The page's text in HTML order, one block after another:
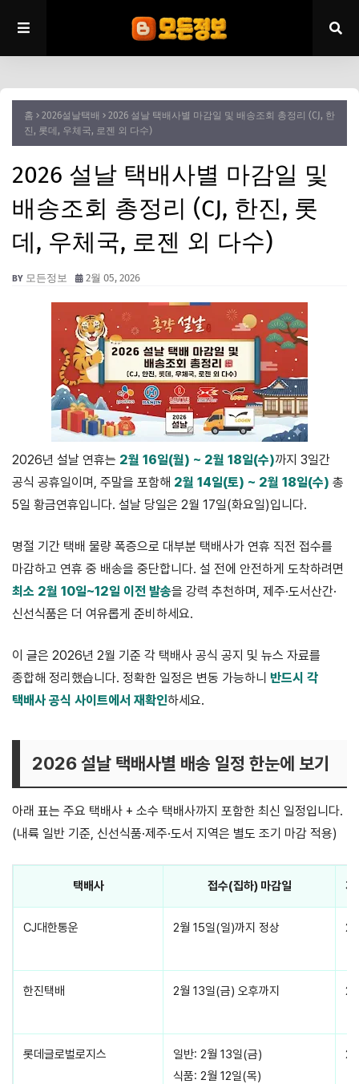
홈 2026설날택배
2026 설날 택배사별 마감일 및 배송조회 총정리 (CJ, 한
진, 롯데, 우체국, 로젠 외 다수)
2026 설날 택배사별 마감일 및
배송조회 총정리 (CJ, 한진, 롯
데, 우체국, 로젠 외 다수)
모든정보 2월 05, 2026
2026년 설날 연휴는 2월 16일(월) ~ 2월 18일(수)까지 3일간
공식 공휴일이며, 주말을 포함해 2월 14일(토) ~ 2월 18일(수) 총
5일 황금연휴입니다. 설날 당일은 2월 17일(화요일)입니다.
명절 기간 택배 물량 폭증으로 대부분 택배사가 연휴 직전 접수를
마감하고 연휴 중 배송을 중단합니다. 설 전에 안전하게 도착하려면
최소 2월 10일~12일 이전 발송을 강력 추천하며, 제주·도서산간·
신선식품은 더 여유롭게 준비하세요.
이 글은 2026년 2월 기준 각 택배사 공식 공지 및 뉴스 자료를
종합해 정리했습니다. 정확한 일정은 변동 가능하니 반드시 각
택배사 공식 사이트에서 재확인하세요.
2026 설날 택배사별 배송 일정 한눈에 보기
아래 표는 주요 택배사 + 소수 택배사까지 포함한 최신 일정입니다.
(내륙 일반 기준, 신선식품·제주·도서 지역은 별도 조기 마감 적용)
택배사 접수(집하) 마감일 제
CJ대한통운 2월 15일(일)까지 정상 2
한진택배 2월 13일(금) 오후까지 2
롯데글로벌로지스
일반: 2월 13일(금)
식품: 2월 12일(목)
2